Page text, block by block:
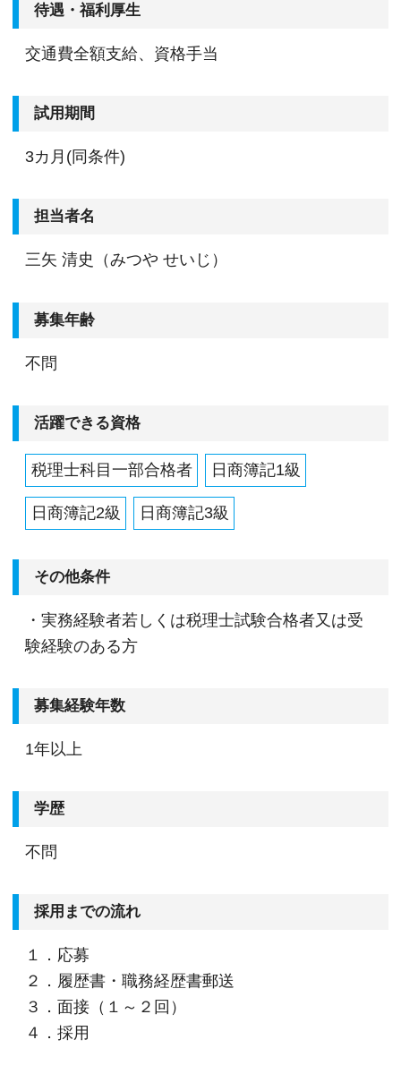
待遇・福利厚生
交通費全額支給、資格手当
試用期間
3カ月(同条件)
担当者名
三矢 清史（みつや せいじ）
募集年齢
不問
活躍できる資格
税理士科目一部合格者 日商簿記1級
日商簿記2級 日商簿記3級
その他条件
・実務経験者若しくは税理士試験合格者又は受
験経験のある方
募集経験年数
1年以上
学歴
不問
採用までの流れ
１．応募
２．履歴書・職務経歴書郵送
３．面接（１～２回）
４．採用